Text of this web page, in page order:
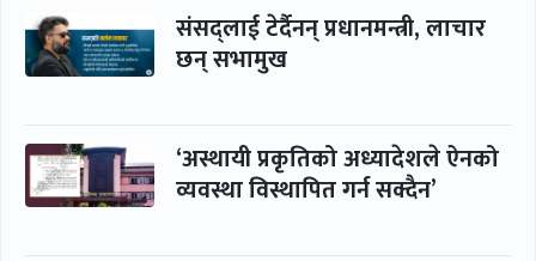
संसद्लाई टेर्दैनन् प्रधानमन्त्री, लाचार
छन् सभामुख
‘अस्थायी प्रकृतिको अध्यादेशले ऐनको
व्यवस्था विस्थापित गर्न सक्दैन’